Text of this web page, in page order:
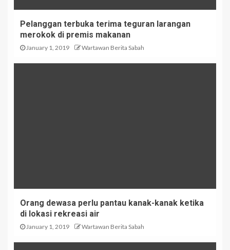
Pelanggan terbuka terima teguran larangan
merokok di premis makanan
January 1, 2019 Wartawan Berita Sabah
Orang dewasa perlu pantau kanak-kanak ketika
di lokasi rekreasi air
January 1, 2019 Wartawan Berita Sabah